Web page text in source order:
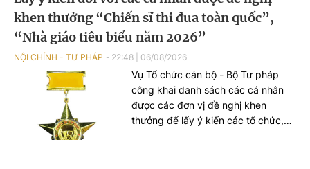
khen thưởng “Chiến sĩ thi đua toàn quốc”,
“Nhà giáo tiêu biểu năm 2026”
NỘI CHÍNH - TƯ PHÁP 22:48 06/08/2026
Vụ Tổ chức cán bộ - Bộ Tư pháp
công khai danh sách các cá nhân
được các đơn vị đề nghị khen
thưởng để lấy ý kiến các tổ chức,